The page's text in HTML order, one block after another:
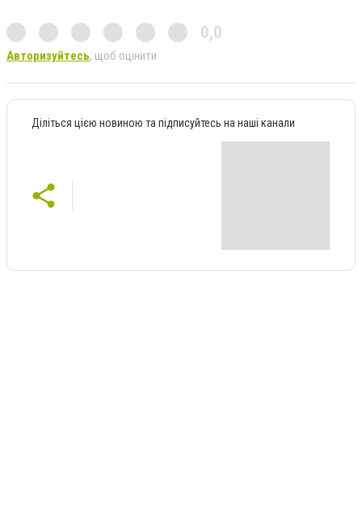
0,0
Авторизуйтесь, щоб оцінити
Діліться цією новиною та підписуйтесь на наші канали